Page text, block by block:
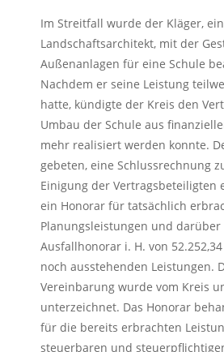
Im Streitfall wurde der Kläger,
Landschaftsarchitekt, mit der
Außenanlagen für eine Schule
Nachdem er seine Leistung
hatte, kündigte der Kreis den
Umbau der Schule aus
mehr realisiert werden konnte.
gebeten, eine Schlussrechnung
Einigung der Vertragsbeteiligten
ein Honorar für tatsächlich
Planungsleistungen und
Ausfallhonorar i. H. von
noch ausstehenden Leistungen.
Vereinbarung wurde vom Kreis
unterzeichnet. Das Honorar
für die bereits erbrachten
steuerbaren und